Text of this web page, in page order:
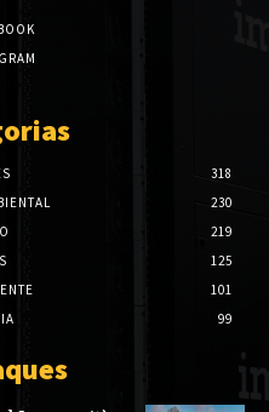
318
230
219
125
101
99